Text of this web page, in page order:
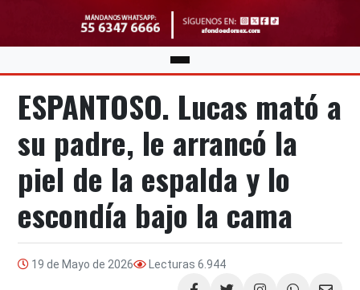
ESPANTOSO. Lucas mató a
su padre, le arrancó la
piel de la espalda y lo
escondía bajo la cama
19 de Mayo de 2026 Lecturas 6.944